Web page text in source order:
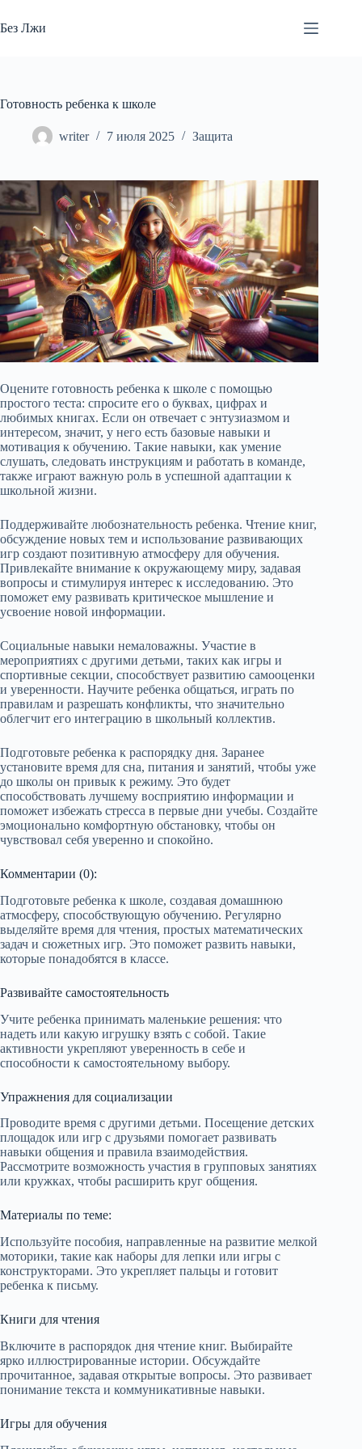
к
сути
Без Лжи
Готовность ребенка к школе
writer 7 июля 2025 Защита
Оцените готовность ребенка к школе с помощью
простого теста: спросите его о буквах, цифрах и
любимых книгах. Если он отвечает с энтузиазмом и
интересом, значит, у него есть базовые навыки и
мотивация к обучению. Такие навыки, как умение
слушать, следовать инструкциям и работать в команде,
также играют важную роль в успешной адаптации к
школьной жизни.
Поддерживайте любознательность ребенка. Чтение книг,
обсуждение новых тем и использование развивающих
игр создают позитивную атмосферу для обучения.
Привлекайте внимание к окружающему миру, задавая
вопросы и стимулируя интерес к исследованию. Это
поможет ему развивать критическое мышление и
усвоение новой информации.
Социальные навыки немаловажны. Участие в
мероприятиях с другими детьми, таких как игры и
спортивные секции, способствует развитию самооценки
и уверенности. Научите ребенка общаться, играть по
правилам и разрешать конфликты, что значительно
облегчит его интеграцию в школьный коллектив.
Подготовьте ребенка к распорядку дня. Заранее
установите время для сна, питания и занятий, чтобы уже
до школы он привык к режиму. Это будет
способствовать лучшему восприятию информации и
поможет избежать стресса в первые дни учебы. Создайте
эмоционально комфортную обстановку, чтобы он
чувствовал себя уверенно и спокойно.
Комментарии (0):
Подготовьте ребенка к школе, создавая домашнюю
атмосферу, способствующую обучению. Регулярно
выделяйте время для чтения, простых математических
задач и сюжетных игр. Это поможет развить навыки,
которые понадобятся в классе.
Развивайте самостоятельность
Учите ребенка принимать маленькие решения: что
надеть или какую игрушку взять с собой. Такие
активности укрепляют уверенность в себе и
способности к самостоятельному выбору.
Упражнения для социализации
Проводите время с другими детьми. Посещение детских
площадок или игр с друзьями помогает развивать
навыки общения и правила взаимодействия.
Рассмотрите возможность участия в групповых занятиях
или кружках, чтобы расширить круг общения.
Материалы по теме:
Используйте пособия, направленные на развитие мелкой
моторики, такие как наборы для лепки или игры с
конструкторами. Это укрепляет пальцы и готовит
ребенка к письму.
Книги для чтения
Включите в распорядок дня чтение книг. Выбирайте
ярко иллюстрированные истории. Обсуждайте
прочитанное, задавая открытые вопросы. Это развивает
понимание текста и коммуникативные навыки.
Игры для обучения